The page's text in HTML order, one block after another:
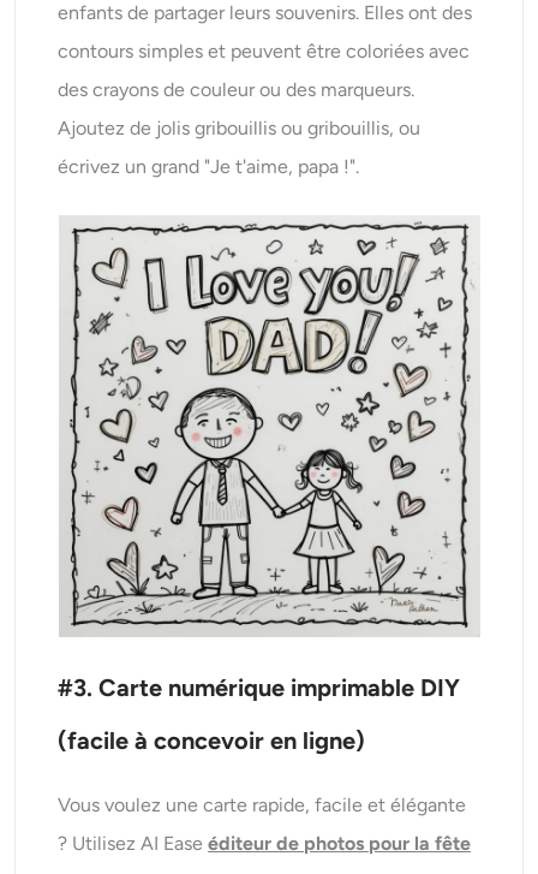
enfants de partager leurs souvenirs. Elles ont des
contours simples et peuvent être coloriées avec
des crayons de couleur ou des marqueurs.
Ajoutez de jolis gribouillis ou gribouillis, ou
écrivez un grand "Je t'aime, papa !".
#3. Carte numérique imprimable DIY
(facile à concevoir en ligne)
Vous voulez une carte rapide, facile et élégante
? Utilisez AI Easeéditeur de photos pour la fête